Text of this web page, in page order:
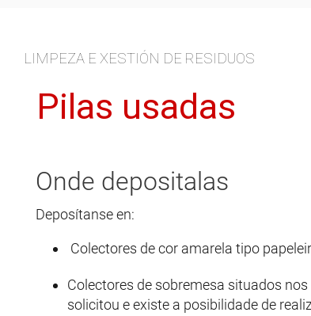
LIMPEZA E XESTIÓN DE RESIDUOS
Pilas usadas
Onde depositalas
Deposítanse en:
Colectores de cor amarela tipo
Colectores de sobremesa situados
solicitou e existe a posibilidade de